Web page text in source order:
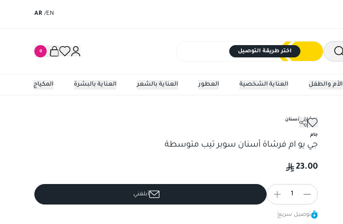
EN
/
AR
اختر طريقة التوصيل 0
المكياج العناية بالبشرة العناية بالشعر العطور العناية الشخصية الأم والطفل
فرشاة الأسنان
جام
جي يو ام فرشاة أسنان سوبر تيب متوسطة
23.00
1 أبلغني
توصيل سريع